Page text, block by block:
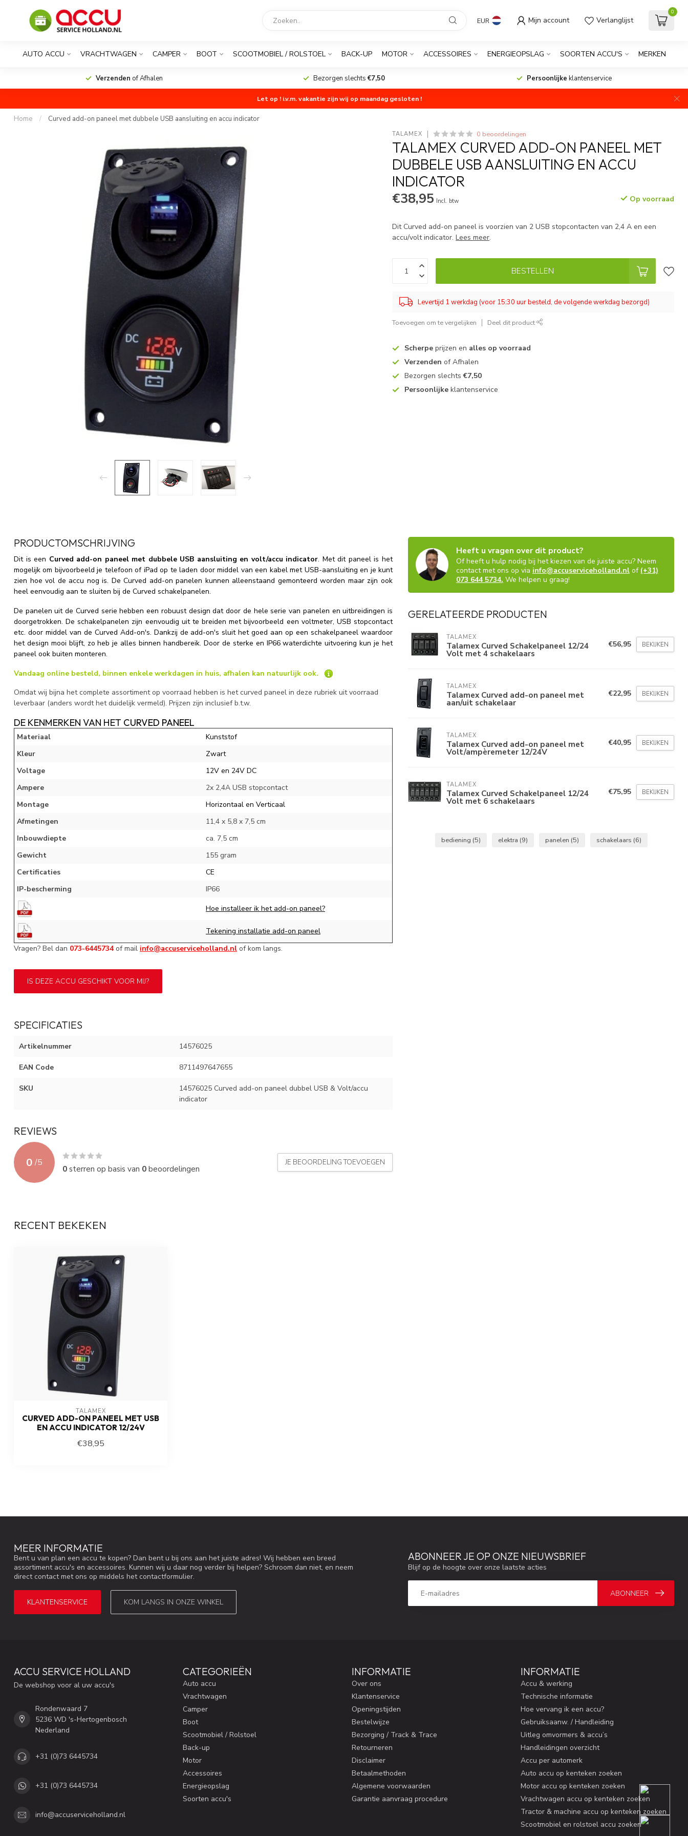
EUR Mijn account Verlanglijst
0
AUTO ACCU VRACHTWAGEN CAMPER BOOT SCOOTMOBIEL / ROLSTOEL BACK-UP MOTOR ACCESSOIRES ENERGIEOPSLAG SOORTEN ACCU'S MERKEN
Verzenden of Afhalen Bezorgen slechts€7,50 Persoonlijke klantenservice
Let op ! i.v.m. vakantie zijn wij op maandag gesloten !
Home / Curved add-on paneel met dubbele USB aansluiting en accu indicator
TALAMEX 0 beoordelingen
TALAMEX CURVED ADD-ON PANEEL MET
DUBBELE USB AANSLUITING EN ACCU
INDICATOR
€38,95 Incl. btw Op voorraad
Dit Curved add-on paneel is voorzien van 2 USB stopcontacten van 2,4 A en een
accu/volt indicator.Lees meer.
BESTELLEN
Levertijd 1 werkdag (voor 15:30 uur besteld, de volgende werkdag bezorgd)
Toevoegen om te vergelijken Deel dit product
Scherpe prijzen en alles op voorraad
Verzenden of Afhalen
Bezorgen slechts€7,50
Persoonlijke klantenservice
PRODUCTOMSCHRIJVING
Dit is een Curved add-on paneel met dubbele USB aansluiting en volt/accu indicator. Met dit paneel is het
mogelijk om bijvoorbeeld je telefoon of iPad op te laden door middel van een kabel met USB-aansluiting en je kunt
zien hoe vol de accu nog is. De Curved add-on panelen kunnen alleenstaand gemonteerd worden maar zijn ook
heel eenvoudig aan te sluiten bij de Curved schakelpanelen.
De panelen uit de Curved serie hebben een robuust design dat door de hele serie van panelen en uitbreidingen is
doorgetrokken. De schakelpanelen zijn eenvoudig uit te breiden met bijvoorbeeld een voltmeter, USB stopcontact
etc. door middel van de Curved Add-on's. Dankzij de add-on's sluit het goed aan op een schakelpaneel waardoor
het design mooi blijft, zo heb je alles binnen handbereik. Door de sterke en IP66 waterdichte uitvoering kun je het
paneel ook buiten monteren.
Vandaag online besteld, binnen enkele werkdagen in huis, afhalen kan natuurlijk ook.
Omdat wij bijna het complete assortiment op voorraad hebben is het curved paneel in deze rubriek uit voorraad
leverbaar (anders wordt het duidelijk vermeld). Prijzen zijn inclusief b.t.w.
DE KENMERKEN VAN HET CURVED PANEEL
Materiaal
Kunststof
Kleur
Zwart
Voltage
12V en 24V DC
Ampere
2x 2,4A USB stopcontact
Montage
Horizontaal en Verticaal
Afmetingen
11,4 x 5,8 x 7,5 cm
Inbouwdiepte
ca. 7,5 cm
Gewicht
155 gram
Certificaties
CE
IP-bescherming
IP66
Hoe installeer ik het add-on paneel?
Tekening installatie add-on paneel
Vragen? Bel dan 073-6445734 of mail info@accuserviceholland.nl of kom langs.
IS DEZE ACCU GESCHIKT VOOR MIJ?
SPECIFICATIES
Artikelnummer 14576025
EAN Code 8711497647655
SKU
14576025 Curved add-on paneel dubbel USB & Volt/accu
indicator
REVIEWS
0 /5
0sterren op basis van 0beoordelingen
JE BEOORDELING TOEVOEGEN
Heeft u vragen over dit product?
Of heeft u hulp nodig bij het kiezen van de juiste accu? Neem
contact met ons op via info@accuserviceholland.nl of (+31)
073 644 5734. We helpen u graag!
GERELATEERDE PRODUCTEN
TALAMEX
Talamex Curved Schakelpaneel 12/24
Volt met 4 schakelaars
€56,95 BEKIJKEN
TALAMEX
Talamex Curved add-on paneel met
aan/uit schakelaar
€22,95 BEKIJKEN
TALAMEX
Talamex Curved add-on paneel met
Volt/ampèremeter 12/24V
€40,95 BEKIJKEN
TALAMEX
Talamex Curved Schakelpaneel 12/24
Volt met 6 schakelaars
€75,95 BEKIJKEN
bediening (5) elektra (9) panelen (5) schakelaars (6)
RECENT BEKEKEN
TALAMEX
CURVED ADD-ON PANEEL MET USB
EN ACCU INDICATOR 12/24V
€38,95
MEER INFORMATIE
Bent u van plan een accu te kopen? Dan bent u bij ons aan het juiste adres! Wij hebben een breed
assortiment accu's en accessoires. Kunnen wij u daar nog verder bij helpen? Schroom dan niet, en neem
direct contact met ons op middels het contactformulier.
KLANTENSERVICE KOM LANGS IN ONZE WINKEL
ABONNEER JE OP ONZE NIEUWSBRIEF
Blijf op de hoogte over onze laatste acties
ABONNEER
ACCU SERVICE HOLLAND
De webshop voor al uw accu's
Rondenwaard 7
5236 WD 's-Hertogenbosch
Nederland
+31 (0)73 6445734
+31 (0)73 6445734
info@accuserviceholland.nl
CATEGORIEËN
Auto accu
Vrachtwagen
Camper
Boot
Scootmobiel / Rolstoel
Back-up
Motor
Accessoires
Energieopslag
Soorten accu's
INFORMATIE
Over ons
Klantenservice
Openingstijden
Bestelwijze
Bezorging / Track & Trace
Retourneren
Disclaimer
Betaalmethoden
Algemene voorwaarden
Garantie aanvraag procedure
INFORMATIE
Accu & werking
Technische informatie
Hoe vervang ik een accu?
Gebruiksaanw. / Handleiding
Uitleg omvormers & accu’s
Handleidingen overzicht
Accu per automerk
Auto accu op kenteken zoeken
Motor accu op kenteken zoeken
Vrachtwagen accu op kenteken zoeken
Tractor & machine accu op kenteken zoeken
Scootmobiel en rolstoel accu zoeken